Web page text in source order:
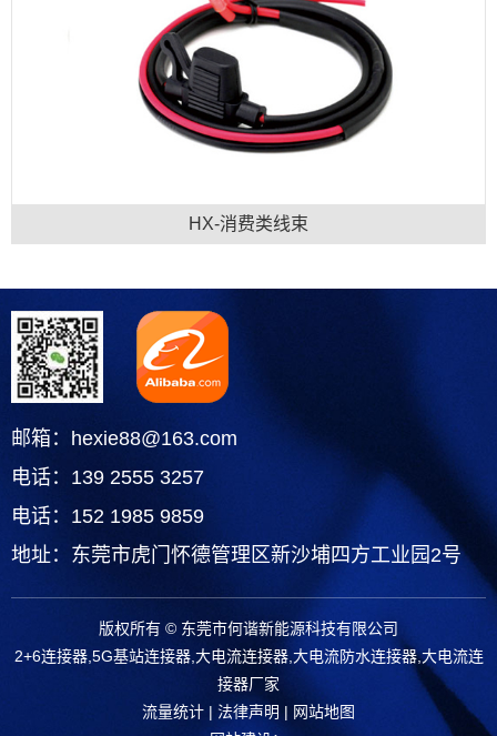
HX-消费类线束
邮箱：hexie88@163.com
电话：139 2555 3257
电话：152 1985 9859
地址：东莞市虎门怀德管理区新沙埔四方工业园2号
版权所有 © 东莞市何谐新能源科技有限公司
2+6连接器,5G基站连接器,大电流连接器,大电流防水连接器,大电流连
接器厂家
流量统计 | 法律声明 | 网站地图